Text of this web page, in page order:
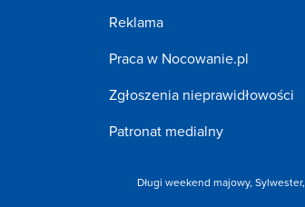
Reklama
Praca w Nocowanie.pl
Zgłoszenia nieprawidłowości
Patronat medialny
Długi weekend majowy, Sylwester,